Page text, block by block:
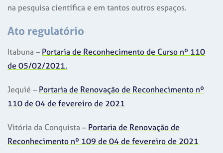
na pesquisa científica e em tantos outros espaços.
Ato regulatório
Itabuna – Portaria de Reconhecimento de Curso nº 110
de 05/02/2021.
Jequié – Portaria de Renovação de Reconhecimento nº
110 de 04 de fevereiro de 2021
Vitória da Conquista – Portaria de Renovação de
Reconhecimento nº 109 de 04 de fevereiro de 2021